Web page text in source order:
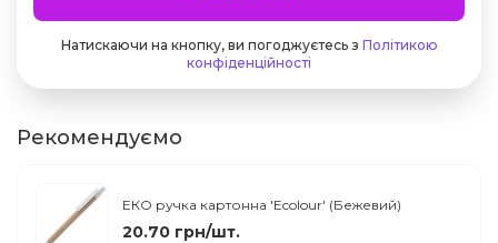
Натискаючи на кнопку, ви погоджуєтесь з Політикою
конфіденційності
Рекомендуємо
ЕКО ручка картонна 'Ecolour' (Бежевий)
20.70 грн/шт.